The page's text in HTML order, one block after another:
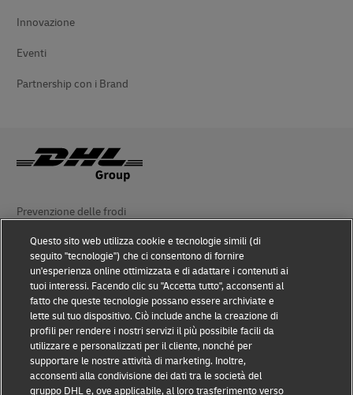
Innovazione
Eventi
Partnership con i Brand
Prevenzione delle frodi
Nota legale
Condizioni d’uso
Avviso sulla privacy
Accessibilità
Altre informazioni
Questo sito web utilizza cookie e tecnologie simili (di
seguito "tecnologie") che ci consentono di fornire
un'esperienza online ottimizzata e di adattare i contenuti ai
tuoi interessi. Facendo clic su "Accetta tutto", acconsenti al
fatto che queste tecnologie possano essere archiviate e
lette sul tuo dispositivo. Ciò include anche la creazione di
profili per rendere i nostri servizi il più possibile facili da
utilizzare e personalizzati per il cliente, nonché per
supportare le nostre attività di marketing. Inoltre,
acconsenti alla condivisione dei dati tra le società del
gruppo DHL e, ove applicabile, al loro trasferimento verso